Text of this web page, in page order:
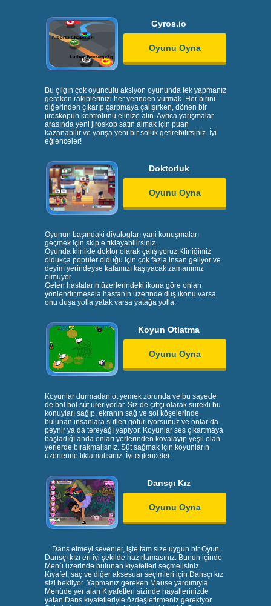
Gyros.io
Oyunu Oyna
Bu çılgın çok oyunculu aksiyon oyununda tek yapmanız
gereken rakiplerinizi her yerinden vurmak. Her birini
diğerinden çıkarıp çarpmaya çalışırken, dönen bir
jiroskopun kontrolünü elinize alın. Ayrıca yarışmalar
arasında yeni jiroskop satın almak için puan
kazanabilir ve yarışa yeni bir soluk getirebilirsiniz. İyi
eğlenceler!
Doktorluk
Oyunu Oyna
Oyunun başındaki diyalogları yani konuşmaları
geçmek için skip e tıklayabilirsiniz.
Oyunda klinikte doktor olarak çalışıyoruz.Kliniğimiz
oldukça popüler olduğu için çok fazla insan geliyor ve
deyim yerindeyse kafamızı kaşıyacak zamanımız
olmuyor.
Gelen hastaların üzerlerindeki ikona göre onları
yönlendir,mesela hastanın üzerinde duş ikonu varsa
onu duşa yolla,yatak varsa yatağa yolla.
Koyun Otlatma
Oyunu Oyna
Koyunlar durmadan ot yemek zorunda ve bu sayede
de bol bol süt üreriyorlar. Siz de çiftçi olarak sürekli bu
konuyları sağıp, ekranın sağ ve sol köşelerinde
bulunan insanlara sütleri götürüyorsunuz ve onlar da
peynir ya da tereyağı yapıyor. Koyunlar ses çıkartmaya
başladığı anda onları yerlerinden kovalayıp yeşil olan
yerlerde bırakmalısnız. Süt sağmak için koyunların
üzerlerine tıklamalısınız. İyi eğlenceler.
Dansçı Kız
Oyunu Oyna
Dans etmeyi sevenler, işte tam size uygun bir Oyun.
Dansçı kızı en iyi şekilde hazırlamasınız. Bunun içinde
Menü üzerinde bulunan kıyafetleri seçmelisiniz.
Kıyafet, saç ve diğer aksesuar seçimleri için Dansçı kız
sizi bekliyor. Yapmanız gereken Mause yardımıyla
Menüde yer alan Kıyafetleri sizinde hayallerinizde
yatan Dans kıyafetleriyle özdeşletirmeniz gerekiyor.